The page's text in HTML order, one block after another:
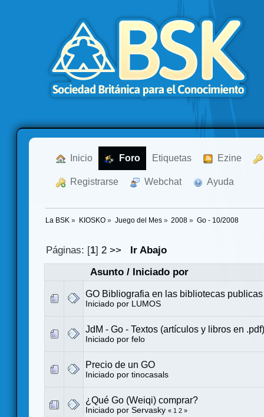
Inicio Foro Etiquetas Ezine
Registrarse Webchat Ayuda
La BSK » KIOSKO» Juego del Mes» 2008 » Go - 10/2008
Páginas: [1]2 >>
Ir Abajo
Asunto/ Iniciado por
GO Bibliografia en las bibliotecas
Iniciado por LUMOS
JdM - Go - Textos (artículos y libros en
Iniciado por felo
Precio de un GO
Iniciado por tinocasals
¿Qué Go (Weiqi) comprar?
Iniciado por Servasky « 1 2 »